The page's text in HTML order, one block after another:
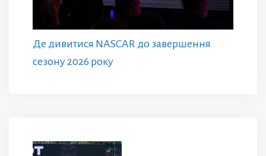
Де дивитися NASCAR до завершення
сезону 2026 року